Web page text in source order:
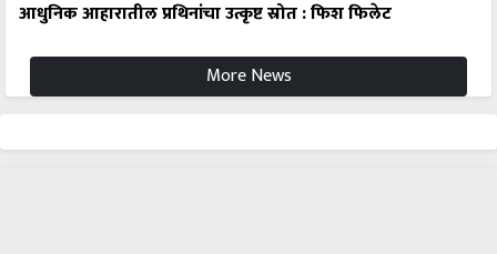
आधुनिक आहारातील प्रथिनांचा उत्कृष्ट स्रोत : फिश फिलेट
More News